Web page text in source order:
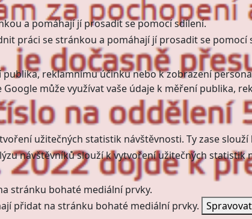
a pomáhají jí prosadit se pomocí sdílení.
práci se stránkou a pomáhají jí prosadit se pomocí
reklamnímu účinku nebo k zobrazení
Google může využívat vaše údaje k měření publika,
užitečných statistik návštěvnosti. Ty zase slouží
návštěvníků slouží k vytvoření užitečných statistik
stránku bohaté mediální prvky.
přidat na stránku bohaté mediální prvky.